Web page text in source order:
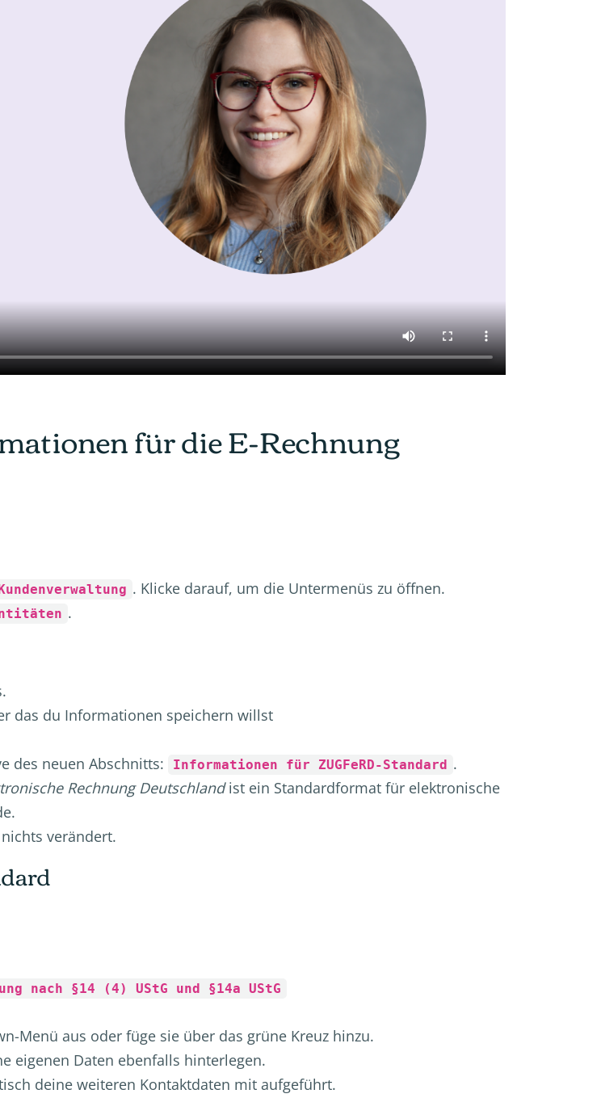
für die E-Rechnung
Kundenverwaltung . Klicke darauf, um die Untermenüs zu öffnen.
.
das du Informationen speichern willst
des neuen Abschnitts:
Informationen für ZUGFeRD-Standard .
Rechnung Deutschlandist ein Standardformat für elektronische
verändert.
nach §14 (4) UStG und §14a UStG
Menü aus oder füge sie über das grüne Kreuz hinzu.
eigenen Daten ebenfalls hinterlegen.
deine weiteren Kontaktdaten mit aufgeführt.